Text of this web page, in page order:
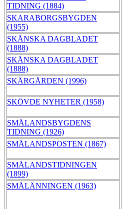
TIDNING (1884)
SKARABORGSBYGDEN
(1955)
SKÅNSKA DAGBLADET
(1888)
SKÅNSKA DAGBLADET
(1888)
SKÄRGÅRDEN (1996)
SKÖVDE NYHETER (1958)
SMÅLANDSBYGDENS
TIDNING (1926)
SMÅLANDSPOSTEN (1867)
SMÅLANDSTIDNINGEN
(1899)
SMÅLÄNNINGEN (1963)